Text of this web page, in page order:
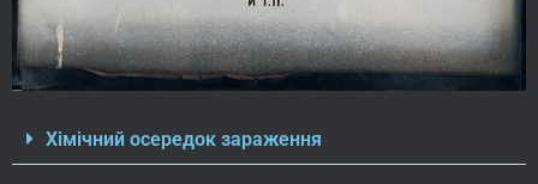
Хімічний осередок зараження